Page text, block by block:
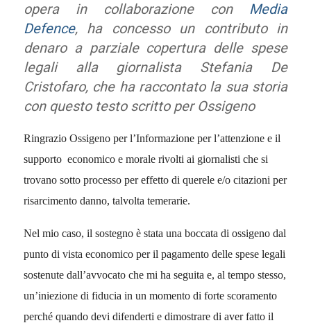
opera in collaborazione con Media
Defence, ha concesso un contributo in
denaro a parziale copertura delle spese
legali alla giornalista Stefania De
Cristofaro, che ha raccontato la sua storia
con questo testo scritto per Ossigeno
Ringrazio Ossigeno per l’Informazione per l’attenzione e il
supporto economico e morale rivolti ai giornalisti che si
trovano sotto processo per effetto di querele e/o citazioni per
risarcimento danno, talvolta temerarie.
Nel mio caso, il sostegno è stata una boccata di ossigeno dal
punto di vista economico per il pagamento delle spese legali
sostenute dall’avvocato che mi ha seguita e, al tempo stesso,
un’iniezione di fiducia in un momento di forte scoramento
perché quando devi difenderti e dimostrare di aver fatto il